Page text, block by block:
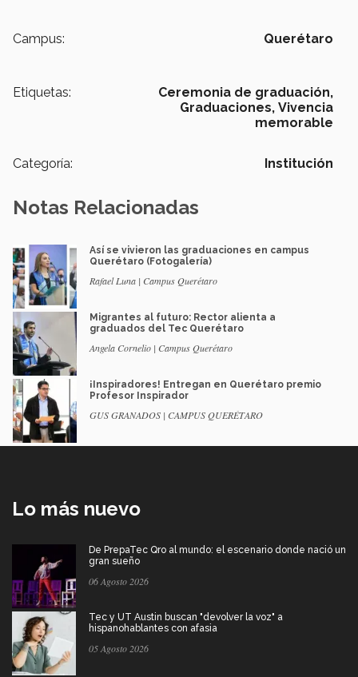
Campus: Querétaro
Etiquetas:
Ceremonia de graduación,
Graduaciones, Vivencia
memorable
Categoría: Institución
Notas Relacionadas
Así se vivieron las graduaciones en campus
Querétaro (Fotogalería)
Rafael Luna | Campus Querétaro
Migrantes al futuro: Rector alienta a
graduados del Tec Querétaro
Angela Cornelio | Campus Querétaro
¡Inspiradores! Entregan en Querétaro premio
Profesor Inspirador
GUS GRANADOS | CAMPUS QUERÉTARO
Lo más nuevo
De PrepaTec Qro al mundo: el escenario donde nació un
gran sueño
06 Agosto 2026
Tec y UT Austin buscan "devolver la voz" a
hispanohablantes con afasia
05 Agosto 2026